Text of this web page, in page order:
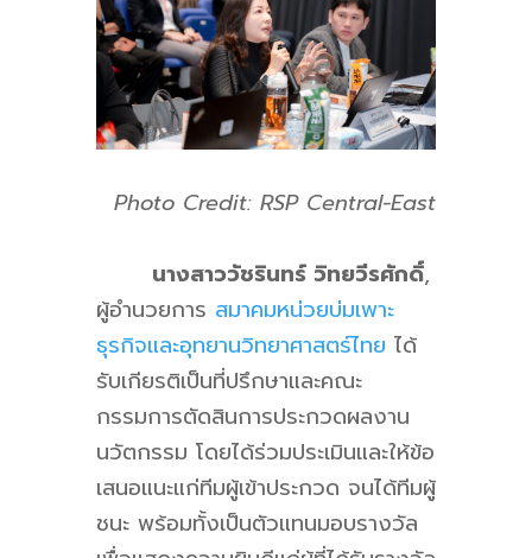
Photo Credit: RSP Central-East
นางสาววัชรินทร์ วิทยวีรศักดิ์,
ผู้อำนวยการ สมาคมหน่วยบ่มเพาะ
ธุรกิจและอุทยานวิทยาศาสตร์ไทย ได้
รับเกียรติเป็นที่ปรึกษาและคณะ
กรรมการตัดสินการประกวดผลงาน
นวัตกรรม โดยได้ร่วมประเมินและให้ข้อ
เสนอแนะแก่ทีมผู้เข้าประกวด จนได้ทีมผู้
ชนะ พร้อมทั้งเป็นตัวแทนมอบรางวัล